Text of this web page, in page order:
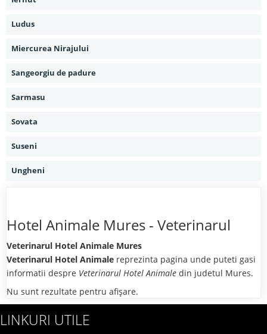
Ludus
Miercurea Nirajului
Sangeorgiu de padure
Sarmasu
Sovata
Suseni
Ungheni
Hotel Animale Mures - Veterinarul
Veterinarul Hotel Animale Mures
Veterinarul Hotel Animale reprezinta pagina unde puteti gasi
informatii despre Veterinarul Hotel Animale din judetul Mures.
Nu sunt rezultate pentru afişare.
LINKURI UTILE